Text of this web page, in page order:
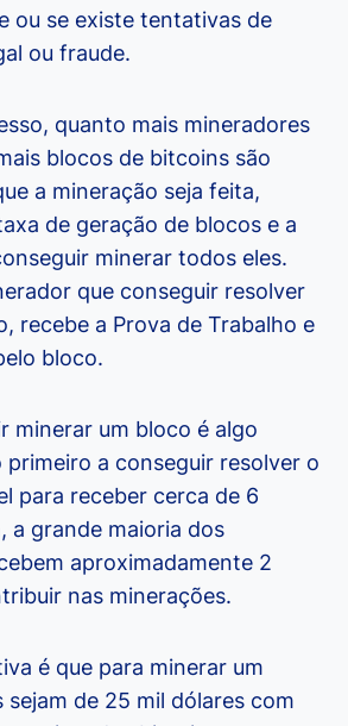
ou se existe tentativas de
ou fraude.
quanto mais mineradores
blocos de bitcoins são
a mineração seja feita,
de geração de blocos e a
minerar todos eles.
que conseguir resolver
recebe a Prova de Trabalho e
bloco.
minerar um bloco é algo
a conseguir resolver o
para receber cerca de 6
a grande maioria dos
aproximadamente 2
nas minerações.
é que para minerar um
de 25 mil dólares com